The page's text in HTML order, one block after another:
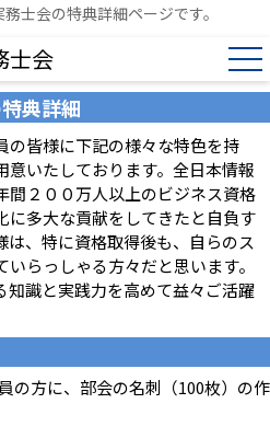
士会の特典詳細ページです。
士会
典詳細
の皆様に下記の様々な特色を持
意いたしております。全日本情報
間２００万人以上のビジネス資格
に多大な貢献をしてきたと自負す
、特に資格取得後も、自らのス
らっしゃる方々だと思います。
知識と実践力を高めて益々ご活躍
の方に、部会の名刺（100枚）の作